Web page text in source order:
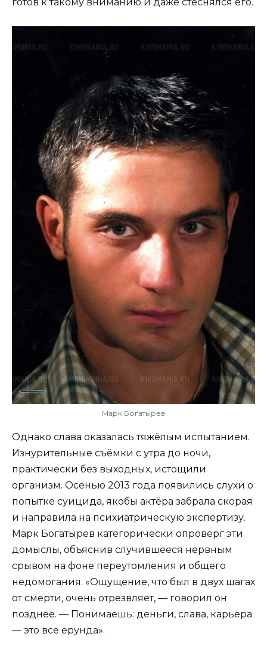
Марк Богатырев
Однако слава оказалась тяжёлым испытанием.
Изнурительные съёмки с утра до ночи,
практически без выходных, истощили
организм. Осенью 2013 года появились слухи о
попытке суицида, якобы актёра забрала скорая
и направила на психиатрическую экспертизу.
Марк Богатырев категорически опроверг эти
домыслы, объяснив случившееся нервным
срывом на фоне переутомления и общего
недомогания. «Ощущение, что был в двух шагах
от смерти, очень отрезвляет, — говорил он
позднее. — Понимаешь: деньги, слава, карьера
— это все ерунда».